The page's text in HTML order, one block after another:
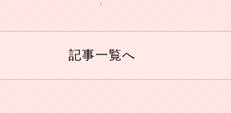
記事一覧へ